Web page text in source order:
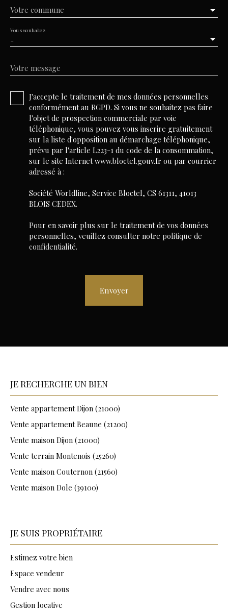
Votre commune
-
Vous souhaitez
Votre message
J'accepte le traitement de mes données personnelles
conformément au RGPD. Si vous ne souhaitez pas faire
l'objet de prospection commerciale par voie
téléphonique, vous pouvez vous inscrire gratuitement
sur la liste d'opposition au démarchage téléphonique,
prévu par l'article L223-1 du code de la consommation,
sur le site Internet www.bloctel.gouv.fr ou par courrier
adressé à :
Société Worldline, Service Bloctel, CS 61311, 41013
BLOIS CEDEX.
Pour en savoir plus sur le traitement de vos données
personnelles, veuillez consulter notre politique de
confidentialité.
Envoyer
JE RECHERCHE UN BIEN
Vente appartement Dijon (21000)
Vente appartement Beaune (21200)
Vente maison Dijon (21000)
Vente terrain Montenois (25260)
Vente maison Couternon (21560)
Vente maison Dole (39100)
JE SUIS PROPRIÉTAIRE
Estimez votre bien
Espace vendeur
Vendre avec nous
Gestion locative